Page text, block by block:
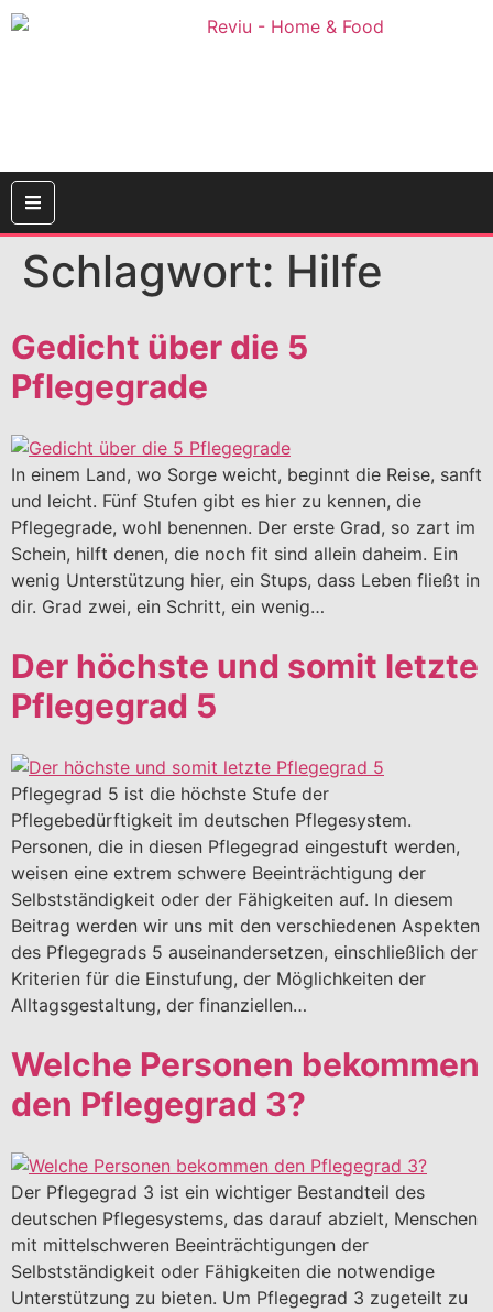
Schlagwort: Hilfe
Gedicht über die 5
Pflegegrade
In einem Land, wo Sorge weicht, beginnt die Reise, sanft
und leicht. Fünf Stufen gibt es hier zu kennen, die
Pflegegrade, wohl benennen. Der erste Grad, so zart im
Schein, hilft denen, die noch fit sind allein daheim. Ein
wenig Unterstützung hier, ein Stups, dass Leben fließt in
dir. Grad zwei, ein Schritt, ein wenig…
Der höchste und somit letzte
Pflegegrad 5
Pflegegrad 5 ist die höchste Stufe der
Pflegebedürftigkeit im deutschen Pflegesystem.
Personen, die in diesen Pflegegrad eingestuft werden,
weisen eine extrem schwere Beeinträchtigung der
Selbstständigkeit oder der Fähigkeiten auf. In diesem
Beitrag werden wir uns mit den verschiedenen Aspekten
des Pflegegrads 5 auseinandersetzen, einschließlich der
Kriterien für die Einstufung, der Möglichkeiten der
Alltagsgestaltung, der finanziellen…
Welche Personen bekommen
den Pflegegrad 3?
Der Pflegegrad 3 ist ein wichtiger Bestandteil des
deutschen Pflegesystems, das darauf abzielt, Menschen
mit mittelschweren Beeinträchtigungen der
Selbstständigkeit oder Fähigkeiten die notwendige
Unterstützung zu bieten. Um Pflegegrad 3 zugeteilt zu